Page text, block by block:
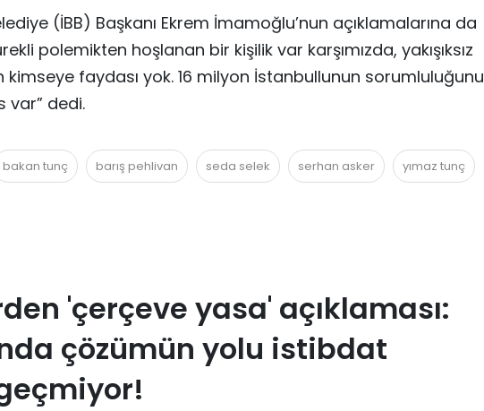
(İBB) Başkanı Ekrem İmamoğlu’nun açıklamalarına da
polemikten hoşlanan bir kişilik var karşımızda, yakışıksız
kimseye faydası yok. 16 milyon İstanbullunun sorumluluğunu
var” dedi.
bakan tunç barış pehlivan seda selek serhan asker yımaz tunç
'çerçeve yasa' açıklaması:
çözümün yolu istibdat